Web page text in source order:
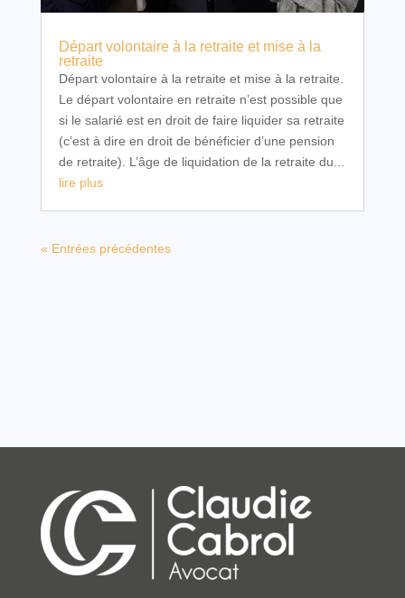
Départ volontaire à la retraite et mise à la
retraite
Départ volontaire à la retraite et mise à la retraite.
Le départ volontaire en retraite n’est possible que
si le salarié est en droit de faire liquider sa retraite
(c’est à dire en droit de bénéficier d’une pension
de retraite). L’âge de liquidation de la retraite du...
lire plus
« Entrées précédentes